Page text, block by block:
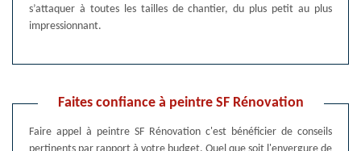
s’attaquer à toutes les tailles de chantier, du plus petit au plus
impressionnant.
Faites confiance à peintre SF Rénovation
Faire appel à peintre SF Rénovation c'est bénéficier de conseils